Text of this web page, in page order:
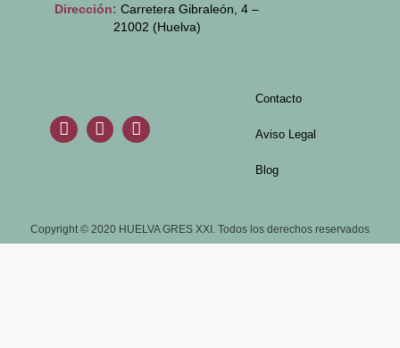
Dirección: Carretera Gibraleón, 4 –
21002 (Huelva)
Contacto
Aviso Legal
Blog
Copyright © 2020 HUELVA GRES XXI. Todos los derechos reservados